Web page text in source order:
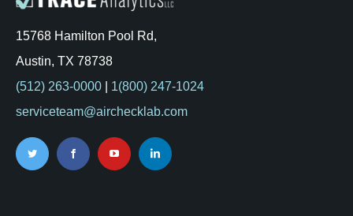
15768 Hamilton Pool Rd,
Austin, TX 78738
(512) 263-0000| 1(800) 247-1024
serviceteam@airchecklab.com